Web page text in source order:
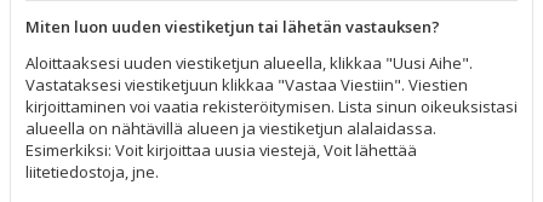
Miten luon uuden viestiketjun tai lähetän vastauksen?
Aloittaaksesi uuden viestiketjun alueella, klikkaa "Uusi Aihe".
Vastataksesi viestiketjuun klikkaa "Vastaa Viestiin". Viestien
kirjoittaminen voi vaatia rekisteröitymisen. Lista sinun oikeuksistasi
alueella on nähtävillä alueen ja viestiketjun alalaidassa.
Esimerkiksi: Voit kirjoittaa uusia viestejä, Voit lähettää
liitetiedostoja, jne.